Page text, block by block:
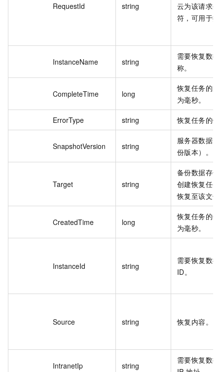
RequestId string
云为该请求
符，可用于
InstanceName string
需要恢复数
称。
CompleteTime long
恢复任务的
为毫秒。
ErrorType string 恢复任务的
SnapshotVersion string
服务器数据
份版本）。
Target string
备份数据存
创建恢复任
恢复至该文
CreatedTime long
恢复任务的
为毫秒。
InstanceId string
需要恢复数
ID。
Source string 恢复内容。
IntranetIp string
需要恢复数